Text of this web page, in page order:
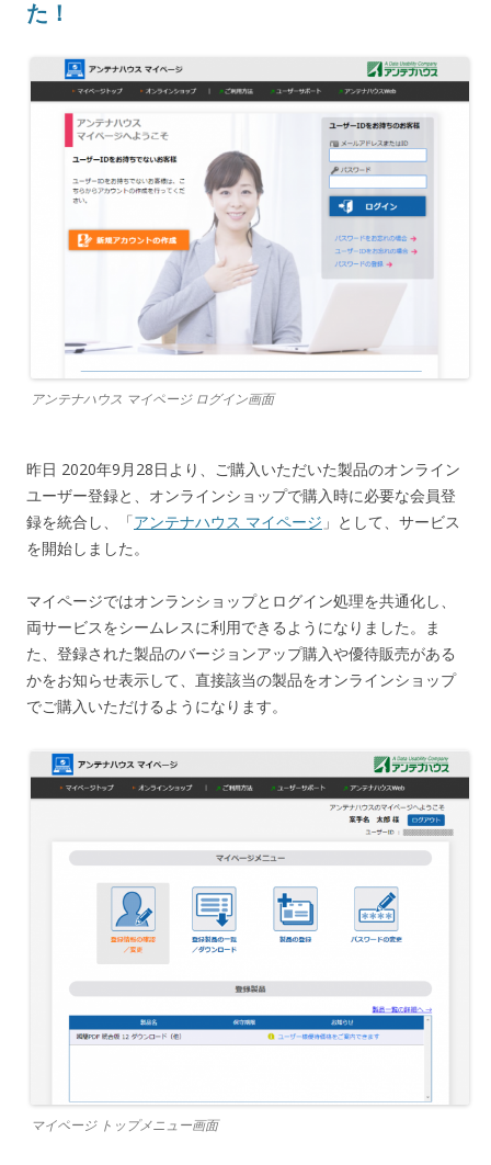
た！
アンテナハウス マイページ ログイン画面
昨日 2020年9月28日より、ご購入いただいた製品のオンライン
ユーザー登録と、オンラインショップで購入時に必要な会員登
録を統合し、「アンテナハウス マイページ 」として、サービス
を開始しました。
マイページではオンランショップとログイン処理を共通化し、
両サービスをシームレスに利用できるようになりました。ま
た、登録された製品のバージョンアップ購入や優待販売がある
かをお知らせ表示して、直接該当の製品をオンラインショップ
でご購入いただけるようになります。
マイページ トップメニュー画面